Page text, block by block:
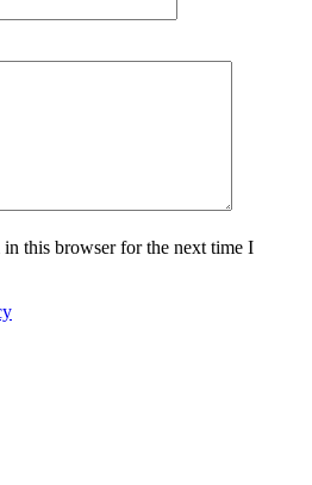
in this browser for the next time I